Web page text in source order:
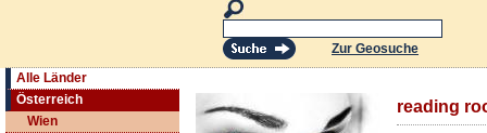
Zur Geosuche
Alle Länder
Österreich
Wien
reading